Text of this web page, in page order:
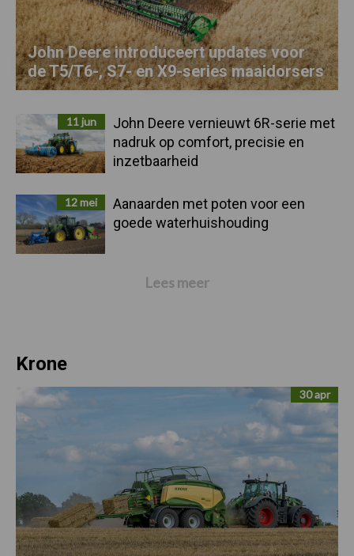
John Deere introduceert updates voor
de T5/T6-, S7- en X9-series maaidorsers
11 jun
John Deere vernieuwt 6R-serie met
nadruk op comfort, precisie en
inzetbaarheid
12 mei
Aanaarden met poten voor een
goede waterhuishouding
Lees meer
Krone
30 apr